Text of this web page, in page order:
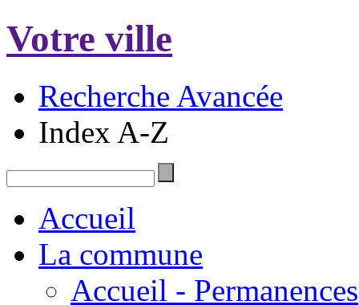
Votre ville
Recherche Avancée
Index A-Z
Accueil
La commune
Accueil - Permanences